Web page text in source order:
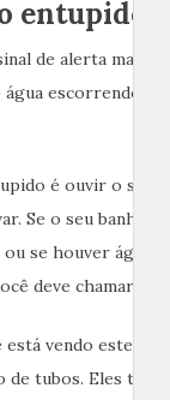
entupido
de alerta mais
escorrendo
é ouvir o som
Se o seu
se houver água
deve chamar
vendo este
de tubos. Eles têm